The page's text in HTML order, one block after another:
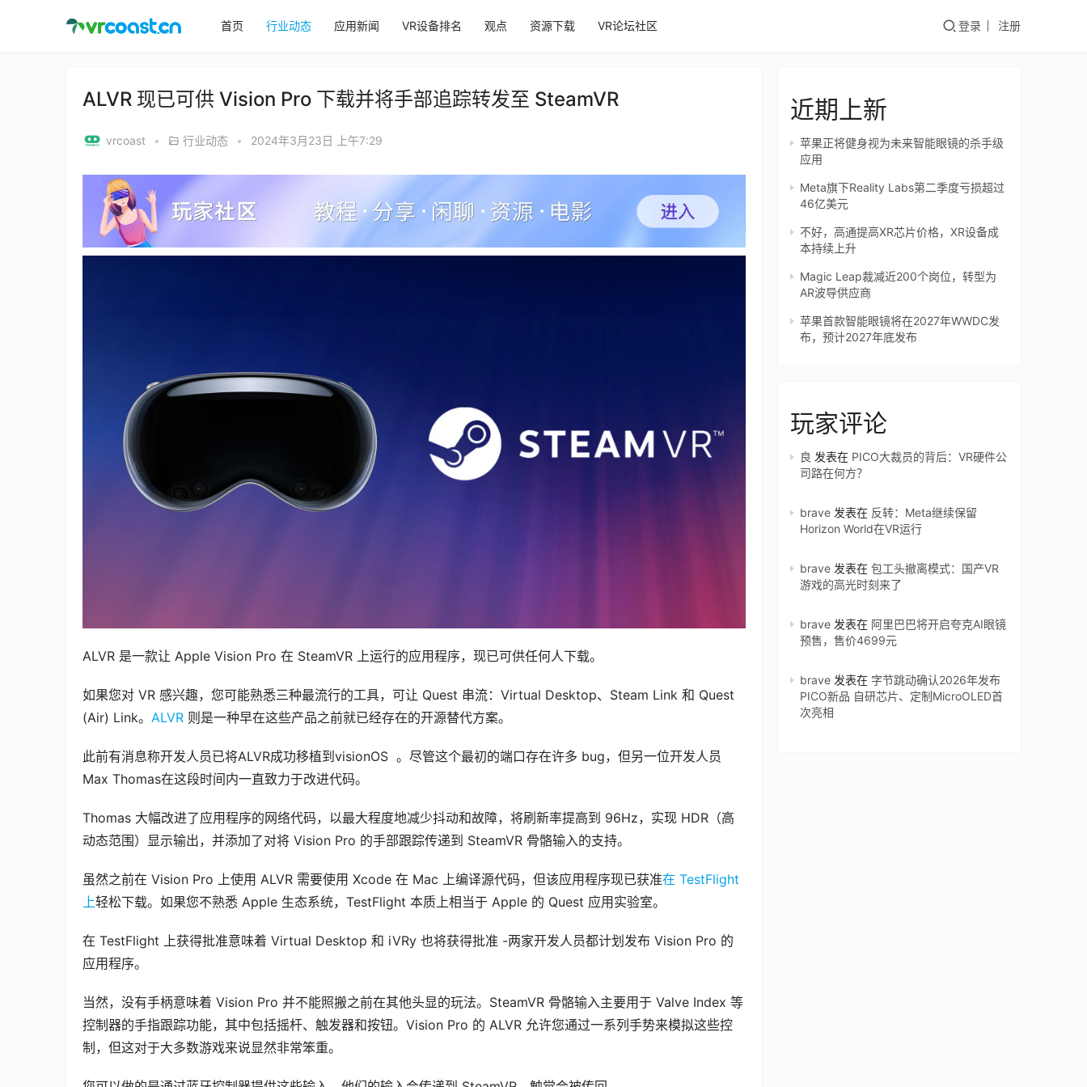
首页 行业动态 应用新闻 VR设备排名 观点 资源下载 VR论坛社区 登录 注册
ALVR 现已可供 Vision Pro 下载并将手部追踪转发至 SteamVR
vrcoast • 行业动态 • 2024年3月23日 上午7:29
ALVR 是一款让 Apple Vision Pro 在 SteamVR 上运行的应用程序，现已可供任何人下载。
如果您对 VR 感兴趣，您可能熟悉三种最流行的工具，可让 Quest 串流：Virtual Desktop、Steam Link 和 Quest
(Air) Link。 ALVR 则是一种早在这些产品之前就已经存在的开源替代方案。
此前有消息称开发人员已将ALVR成功移植到visionOS  。尽管这个最初的端口存在许多 bug，但另一位开发人员
Max Thomas在这段时间内一直致力于改进代码。
Thomas 大幅改进了应用程序的网络代码，以最大程度地减少抖动和故障，将刷新率提高到 96Hz，实现 HDR（高
动态范围）显示输出，并添加了对将 Vision Pro 的手部跟踪传递到 SteamVR 骨骼输入的支持。
虽然之前在 Vision Pro 上使用 ALVR 需要使用 Xcode 在 Mac 上编译源代码，但该应用程序现已获准在 TestFlight
上轻松下载。如果您不熟悉 Apple 生态系统，TestFlight 本质上相当于 Apple 的 Quest 应用实验室。
在 TestFlight 上获得批准意味着 Virtual Desktop 和 iVRy 也将获得批准 -两家开发人员都计划发布 Vision Pro 的
应用程序。
当然，没有手柄意味着 Vision Pro 并不能照搬之前在其他头显的玩法。SteamVR 骨骼输入主要用于 Valve Index 等
控制器的手指跟踪功能，其中包括摇杆、触发器和按钮。Vision Pro 的 ALVR 允许您通过一系列手势来模拟这些控
制，但这对于大多数游戏来说显然非常笨重。
近期上新
苹果正将健身视为未来智能眼镜的杀手级
应用
Meta旗下Reality Labs第二季度亏损超过
46亿美元
不好，高通提高XR芯片价格，XR设备成
本持续上升
Magic Leap裁减近200个岗位，转型为
AR波导供应商
苹果首款智能眼镜将在2027年WWDC发
布，预计2027年底发布
玩家评论
良 发表在 PICO大裁员的背后：VR硬件公
司路在何方？
brave 发表在 反转：Meta继续保留
Horizon World在VR运行
brave 发表在 包工头撤离模式：国产VR
游戏的高光时刻来了
brave 发表在 阿里巴巴将开启夸克AI眼镜
预售，售价4699元
brave 发表在 字节跳动确认2026年发布
PICO新品 自研芯片、定制MicroOLED首
次亮相